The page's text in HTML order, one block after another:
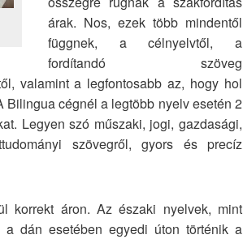
árak. Nos, ezek több mindentől
függnek, a célnyelvtől, a
fordítandó szöveg
valamint a legfontosabb az, hogy hol
Bilingua cégnél a legtöbb nyelv esetén 2
Legyen szó műszaki, jogi, gazdasági,
szövegről, gyors és precíz
korrekt áron. Az északi nyelvek, mint
dán esetében egyedi úton történik a